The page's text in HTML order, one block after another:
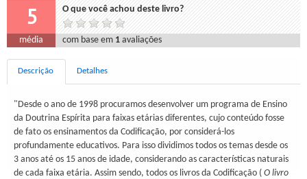
5 O que você achou deste livro?
média com base em 1 avaliações
Descrição Detalhes
"Desde o ano de 1998 procuramos desenvolver um programa de Ensino
da Doutrina Espírita para faixas etárias diferentes, cujo conteúdo fosse
de fato os ensinamentos da Codificação, por considerá-los
profundamente educativos. Para isso dividimos todos os temas desde os
3 anos até os 15 anos de idade, considerando as características naturais
de cada faixa etária. Assim sendo, todos os livros da Codificação ( O livro